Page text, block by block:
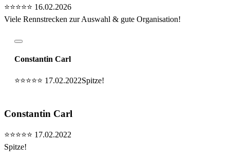
⭐⭐⭐⭐⭐ 16.02.2026
Viele Rennstrecken zur Auswahl & gute Organisation!
Constantin Carl
⭐⭐⭐⭐⭐ 17.02.2022Spitze!
Constantin Carl
⭐⭐⭐⭐⭐ 17.02.2022
Spitze!